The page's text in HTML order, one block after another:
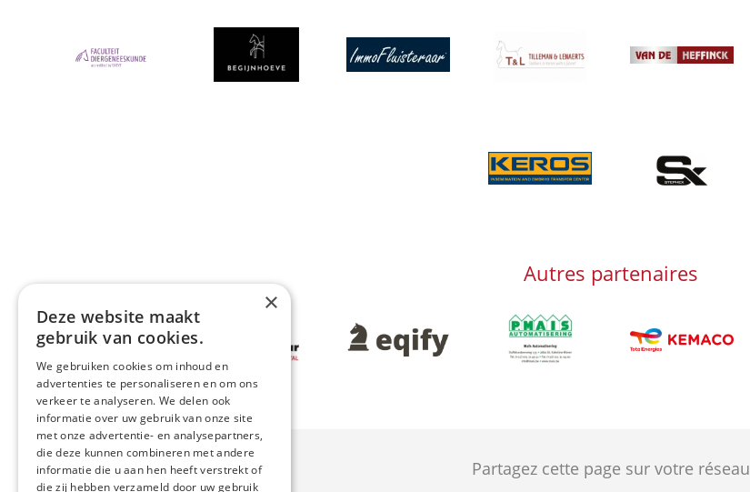
Afbeelding Afbeelding Afbeelding
Afbeelding
Afbeelding
Afbeelding
Afbeelding
Autres partenaires
Afbeelding Afbeelding
Afbeelding
Afbeelding
Partagez cette page sur votre réseau
×
Deze website maakt
gebruik van cookies.
We gebruiken cookies om inhoud en
advertenties te personaliseren en om ons
verkeer te analyseren. We delen ook
informatie over uw gebruik van onze site
met onze advertentie- en analysepartners,
die deze kunnen combineren met andere
informatie die u aan hen heeft verstrekt of
die zij hebben verzameld door uw gebruik